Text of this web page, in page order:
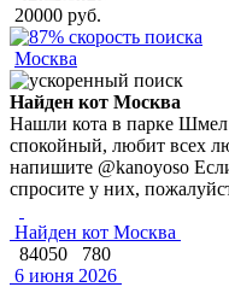
20000 руб.
Москва
Найден кот Москва
Нашли кота в парке
спокойный, любит всех
напишите @kanoyoso
спросите у них,
Найден кот Москва
84050
780
6 июня 2026